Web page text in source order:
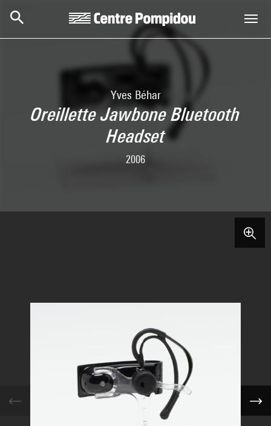
Yves Béhar
Oreillette Jawbone Bluetooth
Headset
2006